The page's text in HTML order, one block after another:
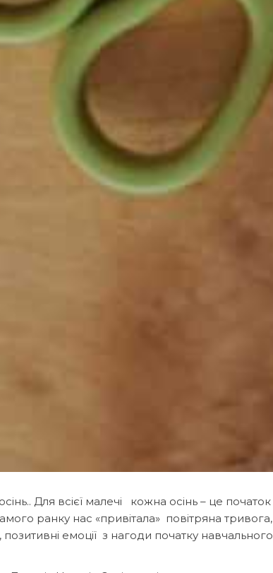
Для всієї малечі кожна осінь – це початок
ранку нас «привітала» повітряна тривога,
емоції з нагоди початку навчального